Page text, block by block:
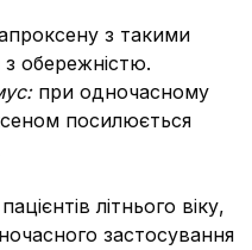
з такими
обережністю.
при одночасному
посилюється
літнього віку,
застосування